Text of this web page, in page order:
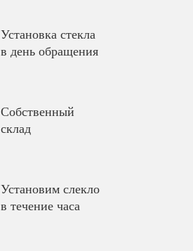
Установка стекла
в день обращения
Собственный
склад
Установим слекло
в течение часа